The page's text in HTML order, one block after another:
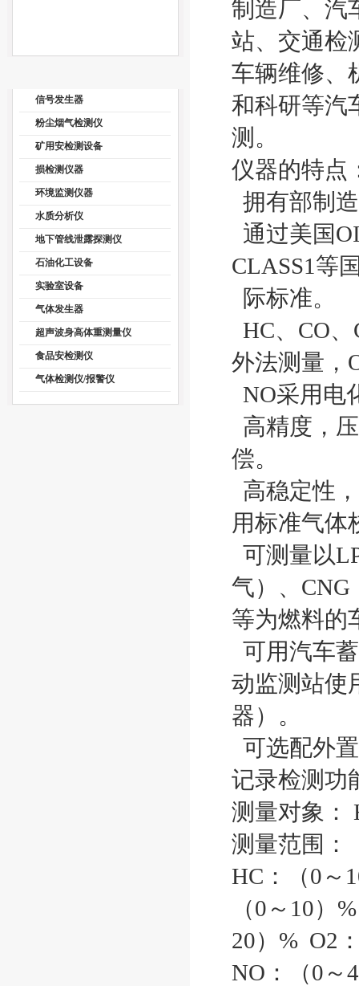
信号发生器
粉尘烟气检测仪
矿用安检测设备
损检测仪器
环境监测仪器
水质分析仪
地下管线泄露探测仪
石油化工设备
实验室设备
气体发生器
超声波身高体重测量仪
食品安检测仪
气体检测仪/报警仪
制造厂、汽
站、交通检
车辆维修、
和科研等汽
测。
仪器的特点
拥有部制
通过美国
CLASS1等
际标准。
HC、CO
外法测量，
NO采用电
高精度，
偿。
高稳定性
用标准气体
可测量以
气）、
等为燃料的
可用汽车
动监测站使
器）。
可选配外
记录检测功
测量对象：
测量范围：
HC：（0～
（0～10）
20）% O2
NO：（0～